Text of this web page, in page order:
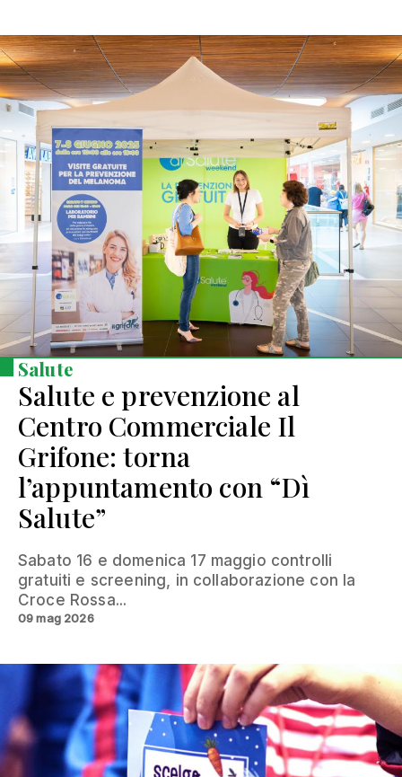
Salute
Salute e prevenzione al
Centro Commerciale Il
Grifone: torna
l’appuntamento con “Dì
Salute”
Sabato 16 e domenica 17 maggio controlli
gratuiti e screening, in collaborazione con la
Croce Rossa...
09 mag 2026